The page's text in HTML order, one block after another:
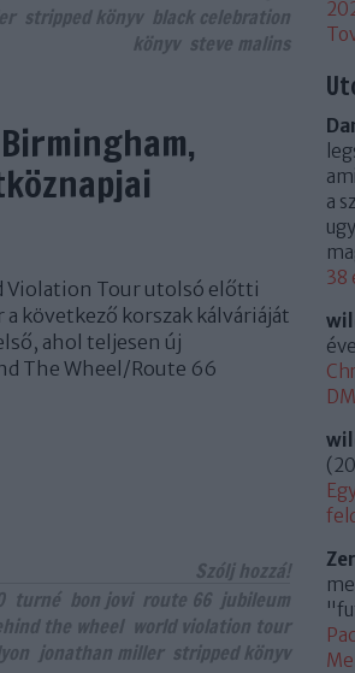
stripped könyv black celebration
könyv steve malins
Violation Tour utolsó előtti
következő korszak kálváriáját
ahol teljesen új
The Wheel/Route 66
Szólj hozzá!
turné bon jovi route 66 jubileum
the wheel world violation tour
jonathan miller stripped könyv
a
38
(